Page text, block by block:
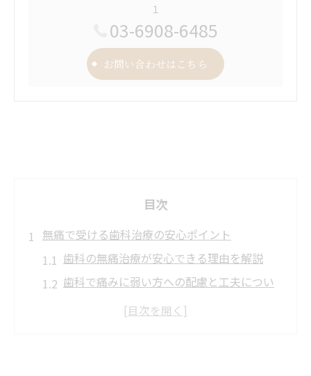
１
03-6908-6485
お問い合わせはこちら
目次
無痛で受ける歯科治療の安心ポイント
歯科の無痛治療が安心できる理由を解説
歯科で痛みに弱い方への配慮と工夫につい